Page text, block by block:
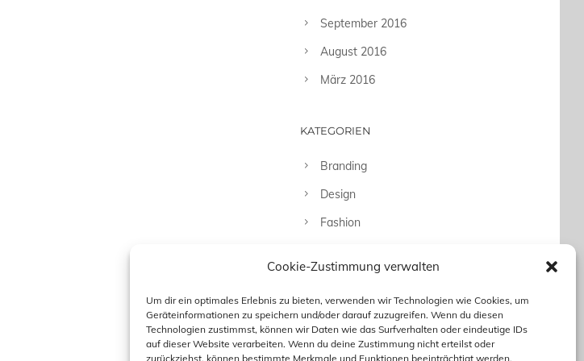
Cookie-Zustimmung verwalten
Um dir ein optimales Erlebnis zu bieten, verwenden wir Technologien wie Cookies, um
Geräteinformationen zu speichern und/oder darauf zuzugreifen. Wenn du diesen
Technologien zustimmst, können wir Daten wie das Surfverhalten oder eindeutige IDs
auf dieser Website verarbeiten. Wenn du deine Zustimmung nicht erteilst oder
zurückziehst, können bestimmte Merkmale und Funktionen beeinträchtigt werden.
September 2016
August 2016
März 2016
KATEGORIEN
Branding
Design
Fashion